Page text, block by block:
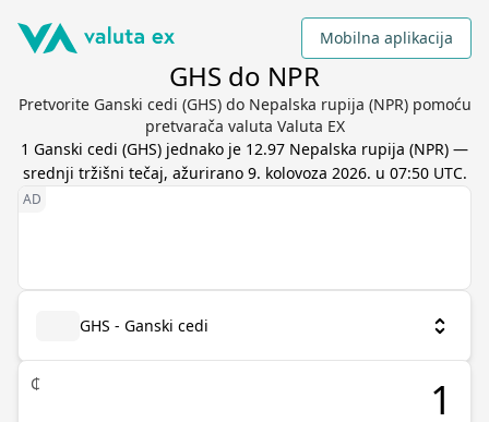
Mobilna aplikacija
GHS do NPR
Pretvorite Ganski cedi (GHS) do Nepalska rupija (NPR) pomoću
pretvarača valuta Valuta EX
1 Ganski cedi (GHS) jednako je 12.97 Nepalska rupija (NPR) —
srednji tržišni tečaj, ažurirano 9. kolovoza 2026. u 07:50 UTC.
GHS - Ganski cedi
₵